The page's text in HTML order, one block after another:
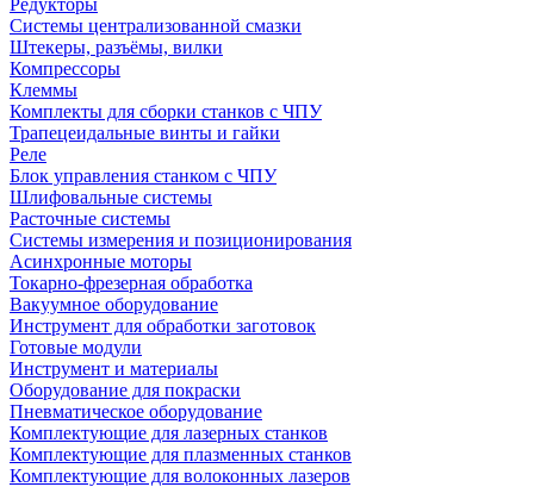
Системы централизованной смазки
Штекеры, разъёмы, вилки
Компрессоры
Клеммы
Комплекты для сборки станков с ЧПУ
Трапецеидальные винты и гайки
Реле
Блок управления станком с ЧПУ
Шлифовальные системы
Расточные системы
Системы измерения и позиционирования
Асинхронные моторы
Токарно-фрезерная обработка
Вакуумное оборудование
Инструмент для обработки заготовок
Готовые модули
Инструмент и материалы
Оборудование для покраски
Пневматическое оборудование
Комплектующие для лазерных станков
Комплектующие для плазменных станков
Комплектующие для волоконных лазеров